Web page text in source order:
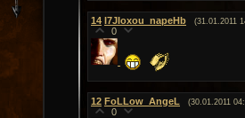
14 I7JIoxou_napeHb (31.01.2011
0
12 FoLLow_AngeL (30.01.2011
0